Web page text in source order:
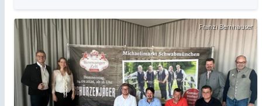
Franzi Bernhauser